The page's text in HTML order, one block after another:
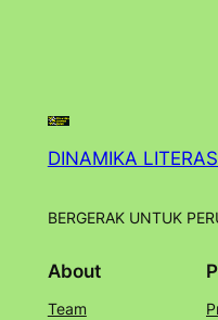
DINAMIKA
BERGERAK UNTUK
About
Team